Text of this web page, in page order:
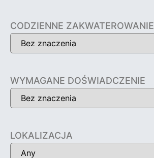
CODZIENNE ZAKWATEROWANIE
WYMAGANE DOŚWIADCZENIE
LOKALIZACJA